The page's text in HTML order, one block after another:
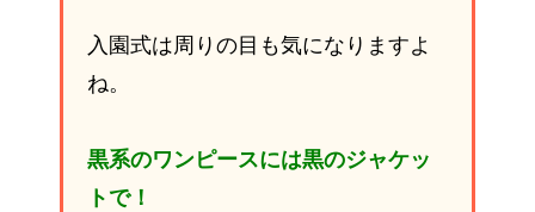
入園式は周りの目も気になりますよ
ね。
黒系のワンピースには黒のジャケッ
トで！